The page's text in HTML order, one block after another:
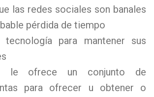
las redes sociales son banales
pérdida de tiempo
tecnología para mantener sus
le ofrece un conjunto de
para ofrecer u obtener o